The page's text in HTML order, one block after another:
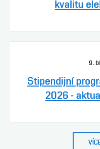
kvalitu
9.
Stipendijní
2026 -